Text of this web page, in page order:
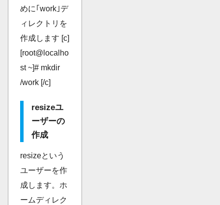
めに｢work｣デ
ィレクトリを
作成します [c]
[root@localho
st ~]# mkdir
/work [/c]
resizeユ
ーザーの
作成
resizeという
ユーザーを作
成します。ホ
ームディレク